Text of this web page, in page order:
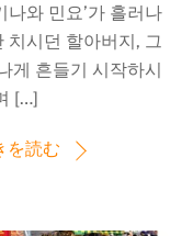
나와 민요’가 흘러나
시던 할아버지, 그
게 흔들기 시작하시
[…]
読む